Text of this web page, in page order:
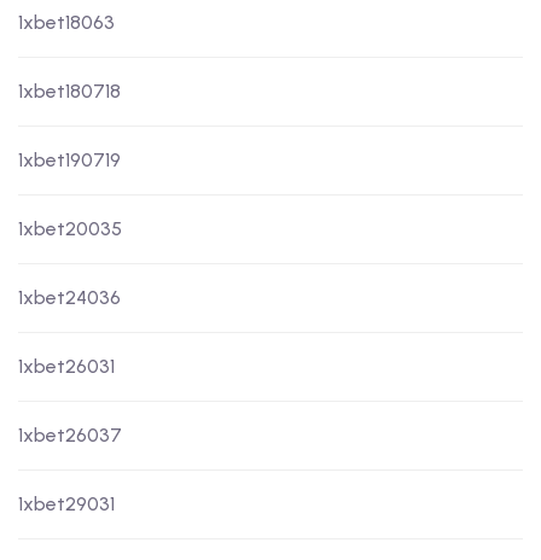
1xbet18063
1xbet180718
1xbet190719
1xbet20035
1xbet24036
1xbet26031
1xbet26037
1xbet29031